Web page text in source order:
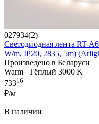
027934(2)
Светодиодная лента RT-
W/m, IP20, 2835, 5m)
Произведено в Беларуси
Warm | Тёплый 3000 K
73316
₽/м
В наличии